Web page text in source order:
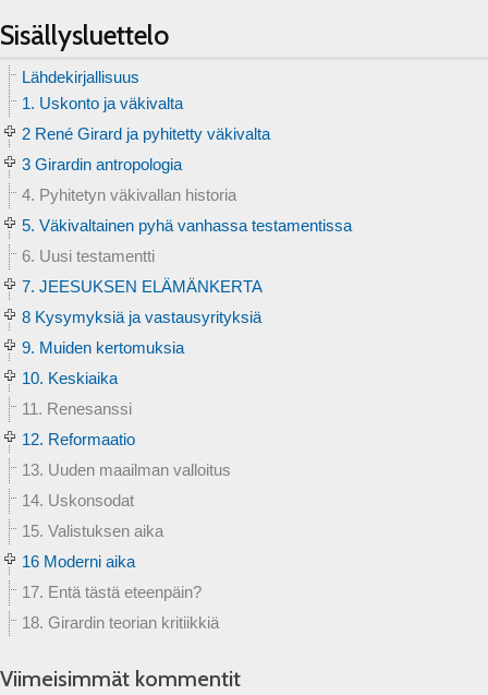
Sisällysluettelo
Lähdekirjallisuus
1. Uskonto ja väkivalta
2 René Girard ja pyhitetty väkivalta
3 Girardin antropologia
4. Pyhitetyn väkivallan historia
5. Väkivaltainen pyhä vanhassa testamentissa
6. Uusi testamentti
7. JEESUKSEN ELÄMÄNKERTA
8 Kysymyksiä ja vastausyrityksiä
9. Muiden kertomuksia
10. Keskiaika
11. Renesanssi
12. Reformaatio
13. Uuden maailman valloitus
14. Uskonsodat
15. Valistuksen aika
16 Moderni aika
17. Entä tästä eteenpäin?
18. Girardin teorian kritiikkiä
Viimeisimmät kommentit